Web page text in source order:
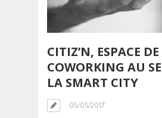
CITIZ’N, ESPACE DE
COWORKING AU
LA SMART CITY
05/05/2017